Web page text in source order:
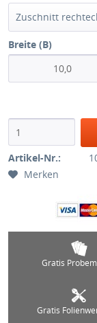
Zuschnitt
Breite (B)
Artikel-Nr.:
Merken
Gratis
Gratis